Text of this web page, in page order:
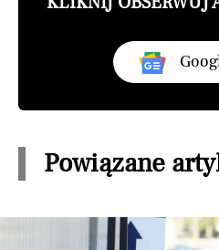
Powiązane